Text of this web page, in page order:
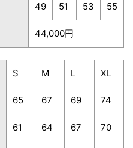
49 51 53 55
44,000円
S M L XL
65 67 69 74
61 64 67 70